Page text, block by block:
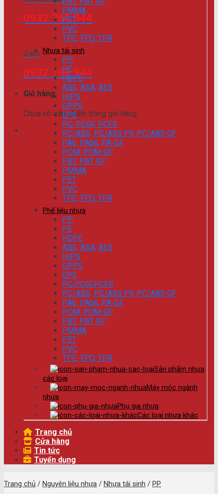
0932.768.944
Zalo
0932.768.944
Giỏ hàng
Chưa có sản phẩm trong giỏ hàng.
PMMA
PET
PVC
TPE, TPO, TPR
Nhựa tái sinh
PP
PE
HDPE
ABS, ASA, AES
HIPS
GPPS
EPS
PC, PCGF, PCFR
PC/ABS, PC/ABS FR, PC/ABS GF
PA6, PA66, PA-GF
POM, POM-GF
PBT, PBT GF
PMMA
PET
PVC
TPE, TPO, TPR
Phế liệu nhựa
PP
PE
HDPE
ABS, ASA, AES
HIPS
GPPS
EPS
PC,PCGF,PCFR
PC/ABS, PC/ABS FR, PC/ABS GF
PA6, PA66, PA-GF
POM, POM-GF
PBT, PBT GF
PMMA
PET
PVC
TPE, TPO, TPR
Sản phẩm nhựa
các loại
Máy móc ngành
nhựa
Phụ gia nhựa
Các loại nhựa khác
Trang chủ
Cửa hàng
Tin tức
Tuyển dụng
Trang chủ / Nguyên liệu nhựa / Nhựa tái sinh / PP